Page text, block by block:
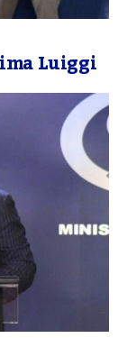
Luiggi